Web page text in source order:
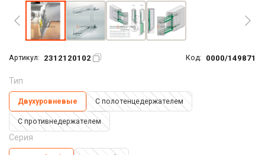
Артикул: 2312120102 Код: 0000/149871
Тип
Двухуровневые С полотенцедержателем
С противнедержателем
Серия